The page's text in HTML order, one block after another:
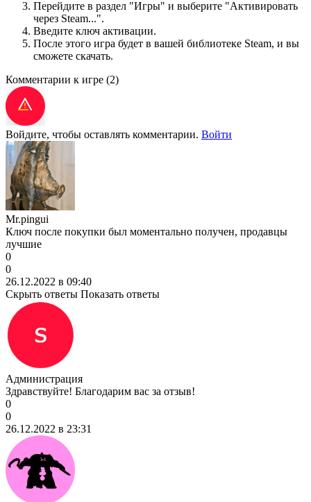
Перейдите в раздел "Игры" и выберите "Активировать
через Steam...".
Введите ключ активации.
После этого игра будет в вашей библиотеке Steam, и вы
сможете скачать.
Комментарии к игре (2)
Войдите, чтобы оставлять комментарии. Войти
Mr.pingui
Ключ после покупки был моментально получен, продавцы
лучшие
0
0
26.12.2022 в 09:40
Скрыть ответы Показать ответы
Администрация
Здравствуйте! Благодарим вас за отзыв!
0
0
26.12.2022 в 23:31